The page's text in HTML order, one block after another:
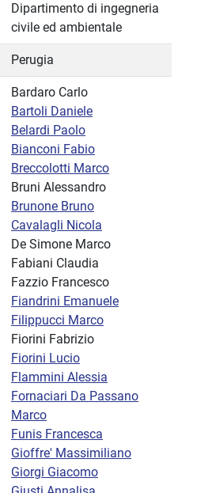
Dipartimento di ingegneria
civile ed ambientale
Perugia
Bardaro Carlo
Bartoli Daniele
Belardi Paolo
Bianconi Fabio
Breccolotti Marco
Bruni Alessandro
Brunone Bruno
Cavalagli Nicola
De Simone Marco
Fabiani Claudia
Fazzio Francesco
Fiandrini Emanuele
Filippucci Marco
Fiorini Fabrizio
Fiorini Lucio
Flammini Alessia
Fornaciari Da Passano
Marco
Funis Francesca
Gioffre' Massimiliano
Giorgi Giacomo